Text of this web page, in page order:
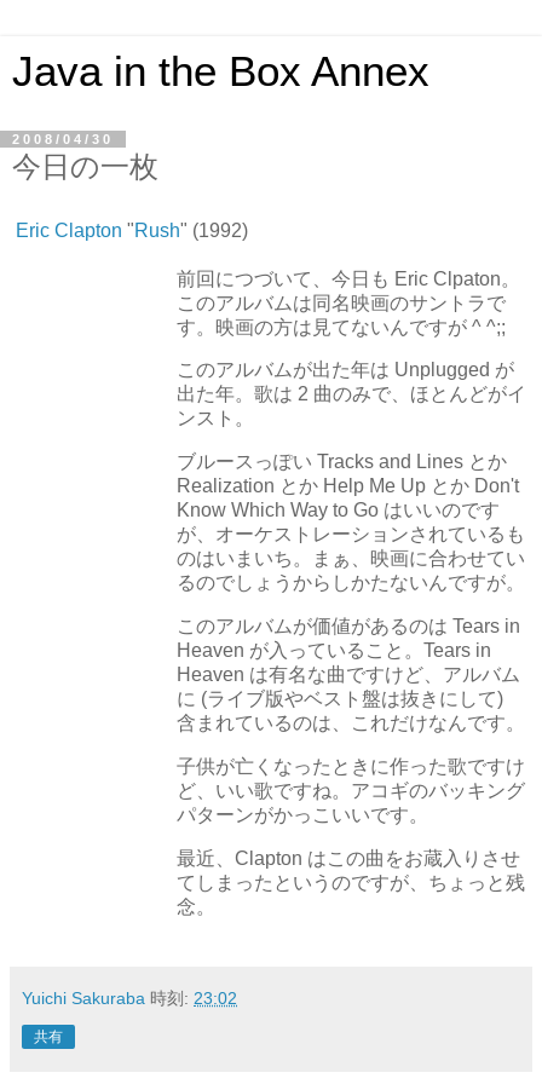
Java in the Box Annex
2008/04/30
今日の一枚
Eric Clapton "Rush" (1992)
前回につづいて、今日も Eric Clpaton。
このアルバムは同名映画のサントラで
す。映画の方は見てないんですが ^ ^;;
このアルバムが出た年は Unplugged が
出た年。歌は 2 曲のみで、ほとんどがイ
ンスト。
ブルースっぽい Tracks and Lines とか
Realization とか Help Me Up とか Don't
Know Which Way to Go はいいのです
が、オーケストレーションされているも
のはいまいち。まぁ、映画に合わせてい
るのでしょうからしかたないんですが。
このアルバムが価値があるのは Tears in
Heaven が入っていること。Tears in
Heaven は有名な曲ですけど、アルバム
に (ライブ版やベスト盤は抜きにして)
含まれているのは、これだけなんです。
子供が亡くなったときに作った歌ですけ
ど、いい歌ですね。アコギのバッキング
パターンがかっこいいです。
最近、Clapton はこの曲をお蔵入りさせ
てしまったというのですが、ちょっと残
念。
Yuichi Sakuraba 時刻: 23:02
共有